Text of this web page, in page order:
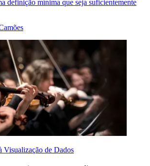
definição mínima que seja suficientemente
Visualização de Dados